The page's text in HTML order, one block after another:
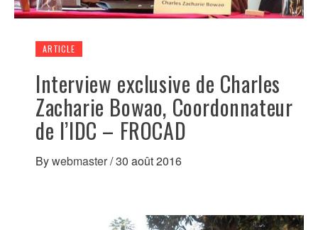
ARTICLE
Interview exclusive de Charles
Zacharie Bowao, Coordonnateur
de l’IDC – FROCAD
Bywebmaster/30 août 2016